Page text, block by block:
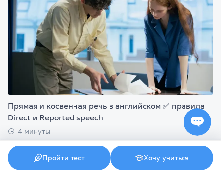
Прямая и косвенная речь в английском ✅ правила
Direct и Reported speech
4 минуты
Пройти тест Хочу учиться